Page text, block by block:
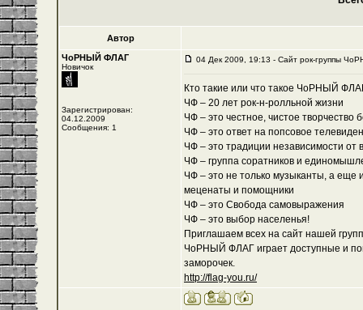
Автор
ЧоРНЫЙ ФЛАГ
Новичок
Зарегистрирован:
04.12.2009
Сообщения: 1
04 Дек 2009, 19:13 - Cайт рок-группы
Кто такие или что такое ЧоРНЫЙ
ЧФ – 20 лет рок-н-ролльной жизни
ЧФ – это честное, чистое творчество
ЧФ – это ответ на попсовое
ЧФ – это традиции независимости
ЧФ – группа соратников и
ЧФ – это не только музыканты, а еще
меценаты и помощники
ЧФ – это Свобода самовыражения
ЧФ – это выбор населенья!
Приглашаем всех на сайт нашей
ЧоРНЫЙ ФЛАГ играет доступные и
заморочек.
http://flag-you.ru/